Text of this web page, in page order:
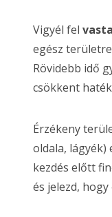
Vigyél fel
egész
Rövidebb idő
csökkent
Érzékeny
oldala, lágyék)
kezdés előtt
és jelezd,